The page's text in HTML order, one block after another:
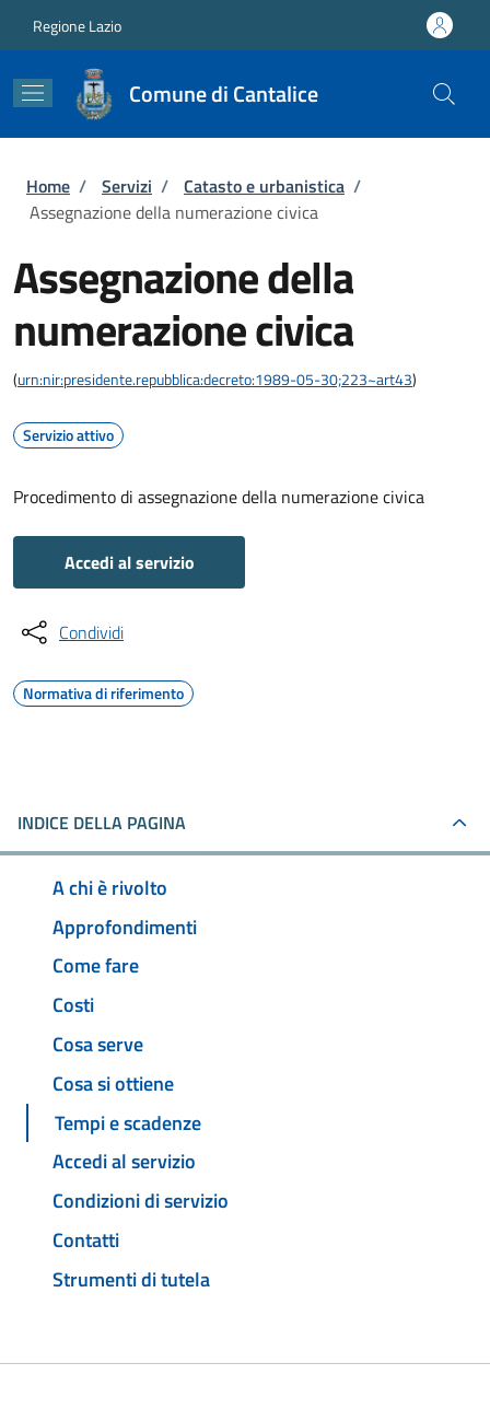
Regione Lazio
Comune di Cantalice
Briciole di pane
Home / Servizi / Catasto e urbanistica /
Assegnazione della numerazione civica
Assegnazione della
numerazione civica
(urn:nir:presidente.repubblica:decreto:1989-05-30;223~art43)
Servizio attivo
Procedimento di assegnazione della numerazione civica
Accedi al servizio
Condividi
Normativa di riferimento
INDICE DELLA PAGINA
A chi è rivolto
Approfondimenti
Come fare
Costi
Cosa serve
Cosa si ottiene
Tempi e scadenze
Accedi al servizio
Condizioni di servizio
Contatti
Strumenti di tutela